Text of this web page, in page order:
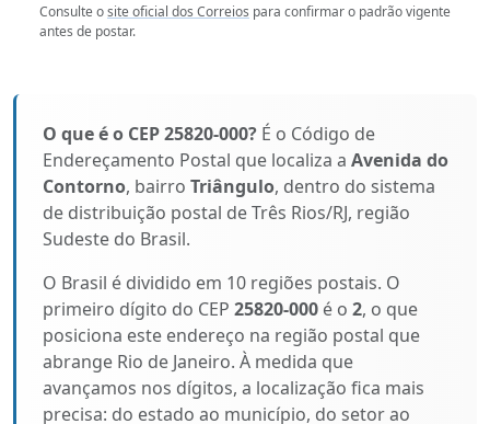
Consulte osite oficial dos Correios para confirmar o padrão vigente
antes de postar.
O que é o CEP 25820-000? É o Código de
Endereçamento Postal que localiza a Avenida do
Contorno, bairro Triângulo, dentro do sistema
de distribuição postal de Três Rios/RJ, região
Sudeste do Brasil.
O Brasil é dividido em 10 regiões postais. O
primeiro dígito do CEP 25820-000 é o 2, o que
posiciona este endereço na região postal que
abrange Rio de Janeiro. À medida que
avançamos nos dígitos, a localização fica mais
precisa: do estado ao município, do setor ao